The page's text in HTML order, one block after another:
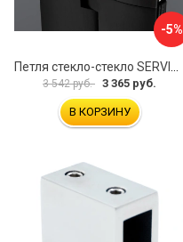
-5%
3 542 руб. 3 365 руб.
В КОРЗИНУ